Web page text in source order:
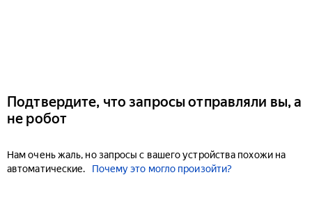
Подтвердите, что запросы отправляли вы, а
не робот
Нам очень жаль, но запросы с вашего устройства похожи на
автоматические.
Почему это могло произойти?